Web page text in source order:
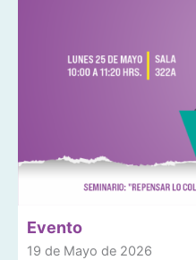
Evento
19 de Mayo de 2026